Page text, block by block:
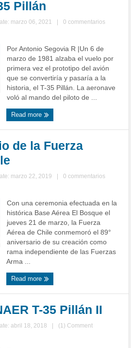
Pillán
marzo 06, 2021
0 commentarios
Por Antonio Segovia R |Un 6 de
marzo de 1981 alzaba el vuelo por
primera vez el prototipo del avión
que se convertiría y pasaría a la
historia, el T-35 Pillán. La aeronave
voló al mando del piloto de ...
Read more
de la Fuerza
marzo 22, 2019
0 commentarios
Con una ceremonia efectuada en la
histórica Base Aérea El Bosque el
jueves 21 de marzo, la Fuerza
Aérea de Chile conmemoró el 89°
aniversario de su creación como
rama independiente de las Fuerzas
Arma ...
Read more
T-35 Pillán II
abril 18, 2018
(1) Comment